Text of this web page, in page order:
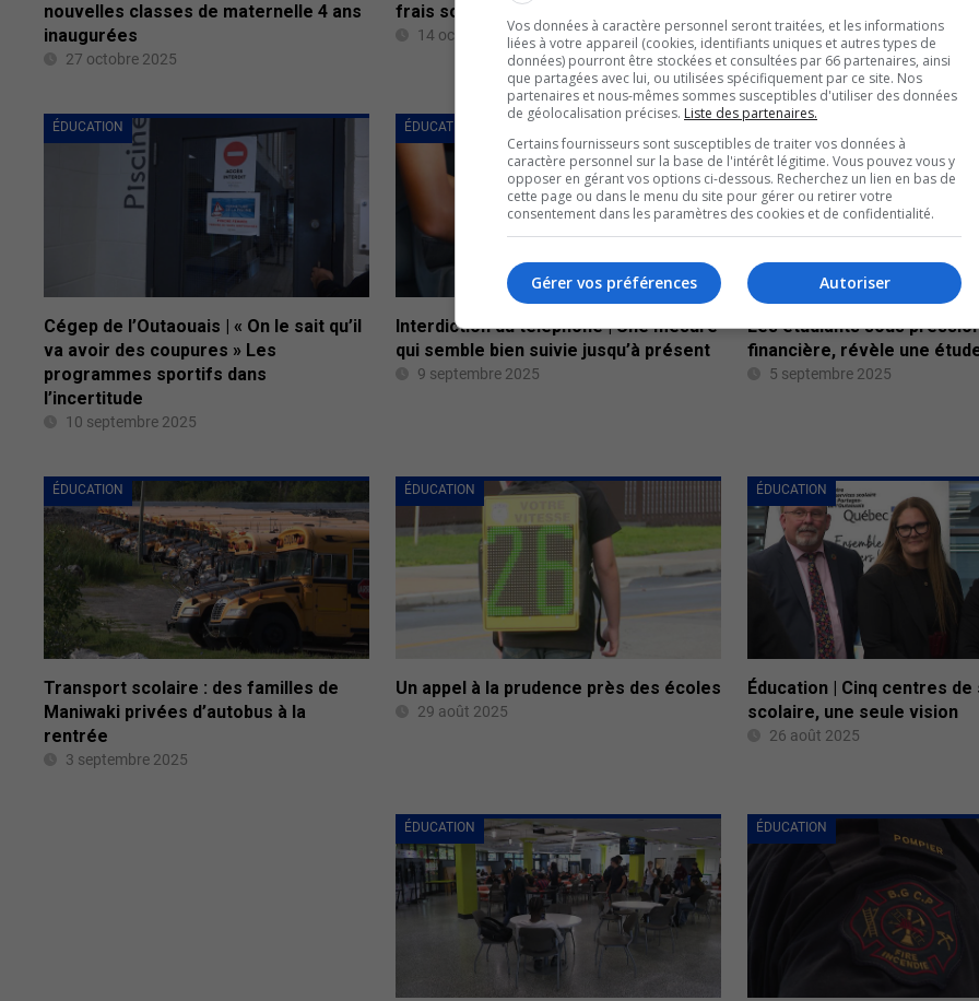
nouvelles classes de maternelle 4 ans
inaugurées
27 octobre 2025
frais scolaires
14 octobre 2025 24 septembre 2025
ÉDUCATION
Cégep de l’Outaouais | « On le sait qu’il
va avoir des coupures » Les
programmes sportifs dans
l’incertitude
10 septembre 2025
ÉDUCATION
Interdiction du téléphone | Une mesure
qui semble bien suivie jusqu’à présent
9 septembre 2025
Les étudiants sous
financière, révèle une
5 septembre 2025
ÉDUCATION
Transport scolaire : des familles de
Maniwaki privées d’autobus à la
rentrée
3 septembre 2025
ÉDUCATION
Un appel à la prudence près des écoles
29 août 2025
ÉDUCATION
Éducation | Cinq centres
scolaire, une seule vision
26 août 2025
ÉDUCATION ÉDUCATION
Vos données à caractère personnel seront traitées, et les informations
liées à votre appareil (cookies, identifiants uniques et autres types de
données) pourront être stockées et consultées par 66 partenaires, ainsi
que partagées avec lui, ou utilisées spécifiquement par ce site. Nos
partenaires et nous-mêmes sommes susceptibles d'utiliser des données
de géolocalisation précises. Liste des partenaires.
Certains fournisseurs sont susceptibles de traiter vos données à
caractère personnel sur la base de l'intérêt légitime. Vous pouvez vous y
opposer en gérant vos options ci-dessous. Recherchez un lien en bas de
cette page ou dans le menu du site pour gérer ou retirer votre
consentement dans les paramètres des cookies et de confidentialité.
Autoriser
Gérer vos préférences